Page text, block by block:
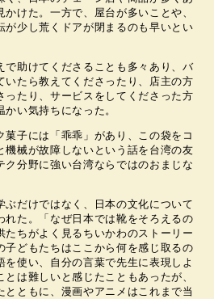
けた。一方で、屋台が多いことや、
が少し荒くドアが閉まるのも早いとい
で助けてくださることも多々あり、バ
いたら教えてくださったり、店主の方
ったり、サービスをしてくださった方
い気持ちになった。
菓子には「乖乖」があり、この袋をコ
機械が故障しないという話を台湾の友
ク分野に強い台湾ならではのおまじな
ぶだけではなく、日本の文化について
れた。「なぜ日本では靴をそろえるの
たちがよく見るちいかわのストーリー
子どもたちはここから何を感じ取るの
使い、自分の言葉で先生に表現しよ
は難しいと感じたこともあったが、
ともに、漫画やアニメはこれまで当